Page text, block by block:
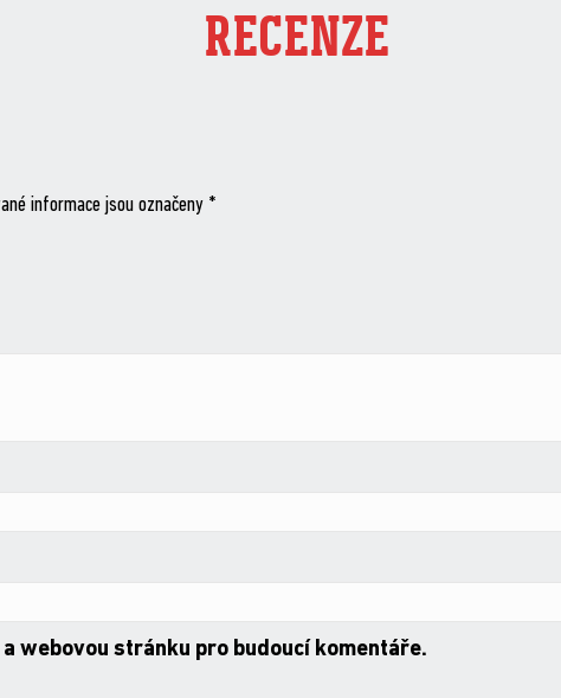
RECENZE
informace jsou označeny *
webovou stránku pro budoucí komentáře.